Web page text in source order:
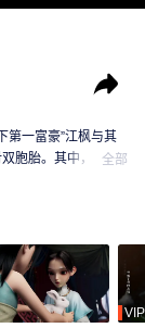
第一富豪”江枫与其
胞胎。其中，一位
。 命运的齿轮开始
全部
VIP